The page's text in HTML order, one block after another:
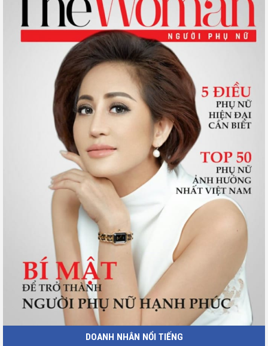
DOANH NHÂN NỔI TIẾNG